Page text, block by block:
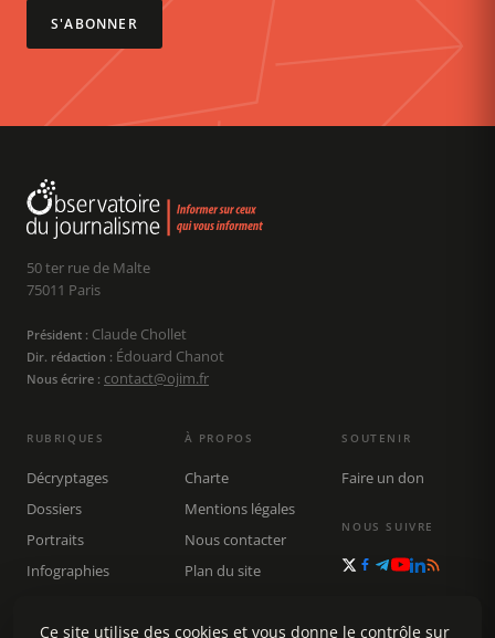
S'ABONNER
50 ter rue de Malte
75011 Paris
Président : Claude Chollet
Dir. rédaction : Édouard Chanot
Nous écrire : contact@ojim.fr
RUBRIQUES
Décryptages
Dossiers
Portraits
Infographies
Rechercher
À PROPOS
Charte
Mentions légales
Nous contacter
Plan du site
SOUTENIR
Faire un don
NOUS SUIVRE
Ce site utilise des cookies et vous donne le contrôle sur